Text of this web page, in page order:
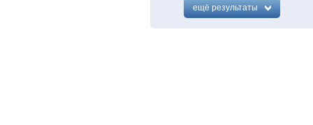
ещё результаты